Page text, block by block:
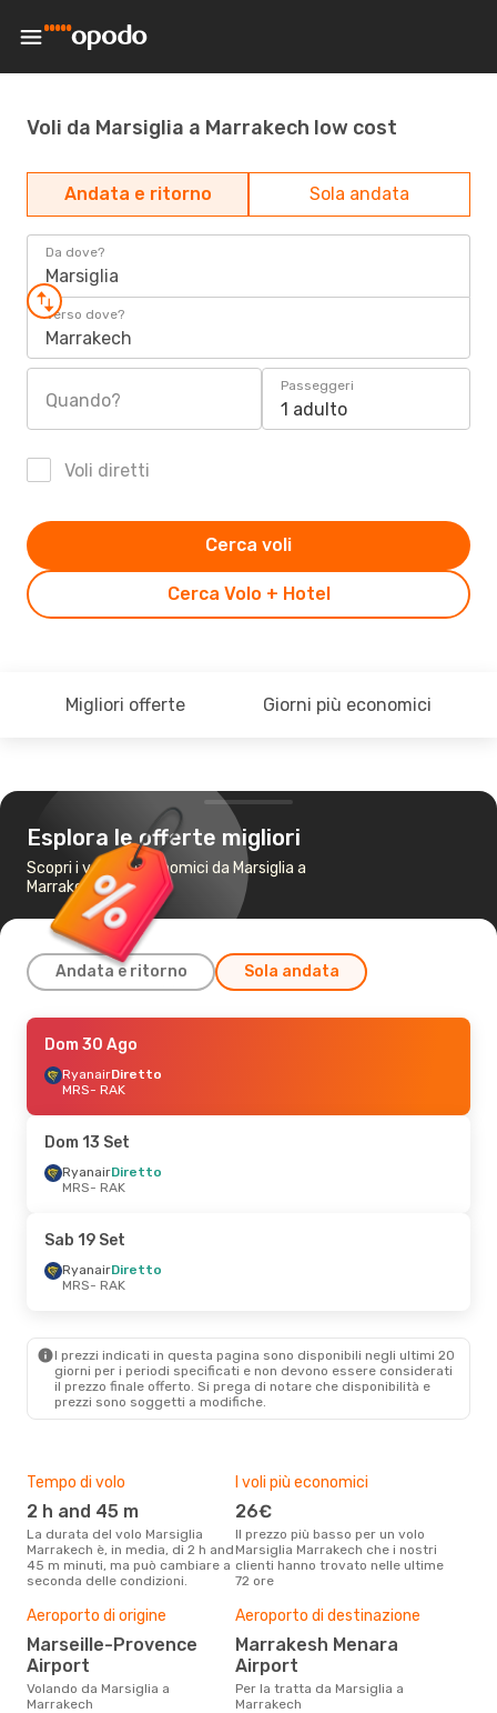
Voli da Marsiglia a Marrakech low cost
Andata e ritorno Sola andata
Da dove?
Marsiglia
Verso dove?
Marrakech
Quando?
Passeggeri
1 adulto
Voli diretti
Cerca Volo + Hotel
Cerca voli
Migliori offerte Giorni più economici
Esplora le offerte migliori
Scopri i voli più economici da Marsiglia a
Marrakech
Andata e ritorno Sola andata
Gio 3 Set- Lun 7 Set
RyanairDiretto
MRS- RAK
RAK- MRS
Ven 21 Ago- Ven 28 Ago
RyanairDiretto
RAK - MRS
- RAK
Transavia FranceDiretto
RAK- MRS
Dom 30 Ago
RyanairDiretto
MRS- RAK
Dom 13 Set
RyanairDiretto
MRS- RAK
Sab 19 Set
RyanairDiretto
MRS- RAK
I prezzi indicati in questa pagina sono disponibili negli ultimi 20
giorni per i periodi specificati e non devono essere considerati
il ​​prezzo finale offerto. Si prega di notare che disponibilità e
prezzi sono soggetti a modifiche.
Tempo di volo
2 h and 45 m
La durata del volo Marsiglia
Marrakech è, in media, di 2 h and
45 m minuti, ma può cambiare a
seconda delle condizioni.
I voli più economici
26€
Il prezzo più basso per un volo
Marsiglia Marrakech che i nostri
clienti hanno trovato nelle ultime
72 ore
Aeroporto di origine
Marseille-Provence
Airport
Volando da Marsiglia a
Marrakech
Aeroporto di destinazione
Marrakesh Menara
Airport
Per la tratta da Marsiglia a
Marrakech